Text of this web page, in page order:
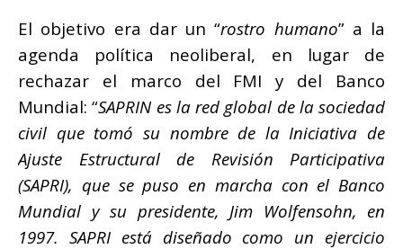
El objetivo era dar un “rostro humano” a la
agenda política neoliberal, en lugar de
rechazar el marco del FMI y del Banco
Mundial: “SAPRIN es la red global de la sociedad
civil que tomó su nombre de la Iniciativa de
Ajuste Estructural de Revisión Participativa
(SAPRI), que se puso en marcha con el Banco
Mundial y su presidente, Jim Wolfensohn, en
1997. SAPRI está diseñado como un ejercicio